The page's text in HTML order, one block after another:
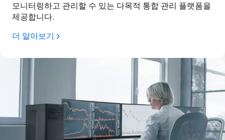
모니터링하고 관리할 수 있는 다목적 통합 관리 플랫폼을
제공합니다.
더 알아보기